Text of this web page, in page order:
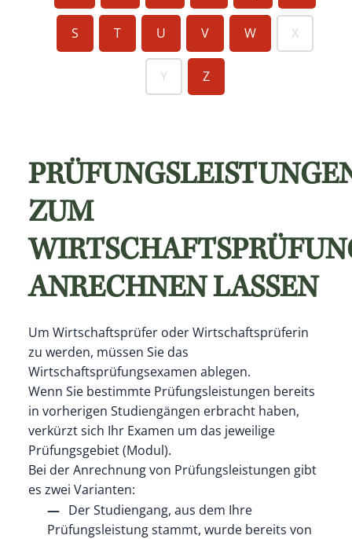
S T U V W X
Y Z
ZUM
ANRECHNEN LASSEN
Um Wirtschaftsprüfer oder Wirtschaftsprüferin
zu werden, müssen Sie das
Wirtschaftsprüfungsexamen ablegen.
Wenn Sie bestimmte Prüfungsleistungen bereits
in vorherigen Studiengängen erbracht haben,
verkürzt sich Ihr Examen um das jeweilige
Prüfungsgebiet (Modul).
Bei der Anrechnung von Prüfungsleistungen gibt
es zwei Varianten:
Der Studiengang, aus dem Ihre
Prüfungsleistung stammt, wurde bereits von